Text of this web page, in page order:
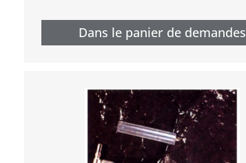
Dans le panier de demandes